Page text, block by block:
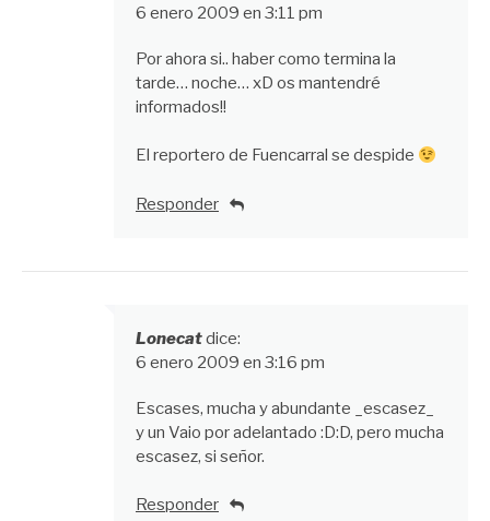
6 enero 2009 en 3:11 pm
Por ahora si.. haber como termina la
tarde… noche… xD os mantendré
informados!!
El reportero de Fuencarral se despide
Responder
Lonecatdice:
6 enero 2009 en 3:16 pm
Escases, mucha y abundante _escasez_
y un Vaio por adelantado :D:D, pero mucha
escasez, si señor.
Responder